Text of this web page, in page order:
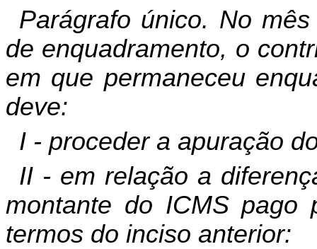
Parágrafo único. No
de enquadramento, o
em que permaneceu
deve:
I - proceder a apuração
II - em relação a
montante do ICMS pago
termos do inciso anterior: